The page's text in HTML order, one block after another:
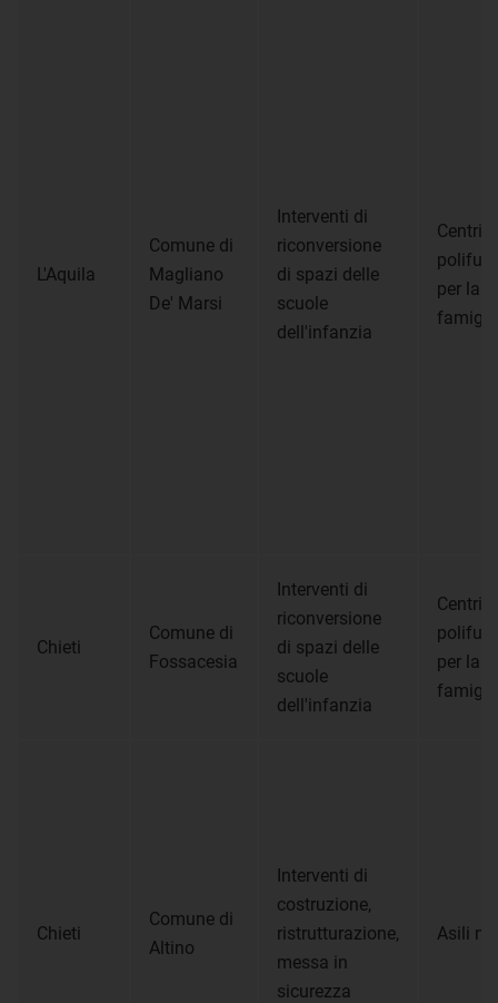
L'Aquila
Comune di
Magliano
De' Marsi
Interventi di
riconversione
di spazi delle
scuole
dell'infanzia
Centri
per la
Chieti
Comune di
Fossacesia
Interventi di
riconversione
di spazi delle
scuole
dell'infanzia
Centri
per la
Chieti
Comune di
Altino
Interventi di
costruzione,
ristrutturazione,
messa in
sicurezza
Asili